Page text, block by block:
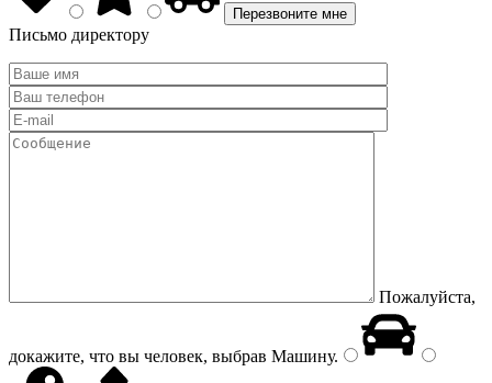
Письмо директору
Пожалуйста,
докажите, что вы человек, выбрав Машину.